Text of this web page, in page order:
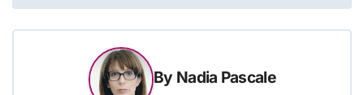
By Nadia Pascale